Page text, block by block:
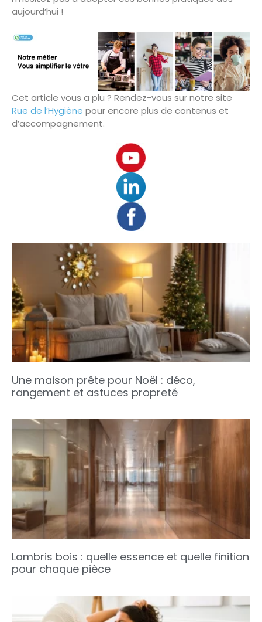
aujourd’hui !
Cet article vous a plu ? Rendez-vous sur notre site
Rue de l’Hygiène pour encore plus de contenus et
d’accompagnement.
Une maison prête pour Noël : déco,
rangement et astuces propreté
Lambris bois : quelle essence et quelle finition
pour chaque pièce